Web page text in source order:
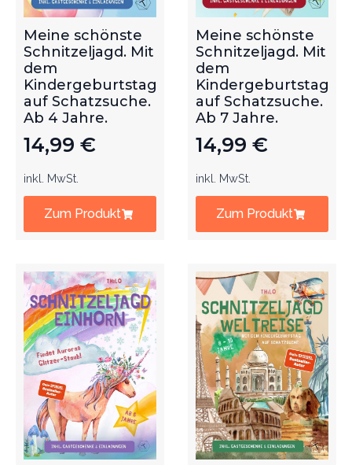
Meine schönste
Schnitzeljagd. Mit
dem
Kindergeburtstag
auf Schatzsuche.
Ab 4 Jahre.
14,99 €
inkl. MwSt.
Zum Produkt
Meine schönste
Schnitzeljagd. Mit
dem
Kindergeburtstag
auf Schatzsuche.
Ab 7 Jahre.
14,99 €
inkl. MwSt.
Zum Produkt